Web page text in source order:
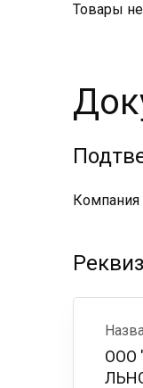
Товары
Компания
ООО